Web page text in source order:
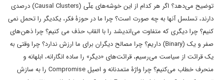
توضیح می‌دهد؟ اگر هر کدام از این خوشه‌های عِلّی (Causal Clusters) درصدی
دارند، تسلسل آنها به چه صورت است؟ چرا ما در حوزۀ فکر، یکدیگر را تحمل نمی
کنیم؟ چرا دیگری که متفاوت می‌اندیشد را با القاب حذف می کنیم؟ چرا ذهن‌های
صفر و یک (Binary) داریم؟ چرا مصالح دیگران برای ما ارزش ندارد؟ چرا وقتی به
یک قرائت از سیاست می‌رسیم، قرائت‌های «دیگر» را ساده انگارانه، ابلهانه و
منحرف خطاب می‌کنیم؟ چرا واژۀ متمدنانه و اصیل Compromise را به سازش